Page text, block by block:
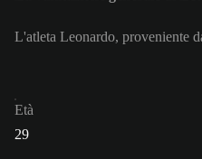
L'atleta Leonardo, proveniente
Età
29